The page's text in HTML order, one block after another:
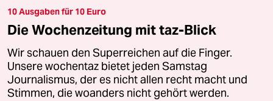
10 Ausgaben für 10 Euro
Die Wochenzeitung mit taz-Blick
Wir schauen den Superreichen auf die Finger.
Unsere wochentaz bietet jeden Samstag
Journalismus, der es nicht allen recht macht und
Stimmen, die woanders nicht gehört werden.